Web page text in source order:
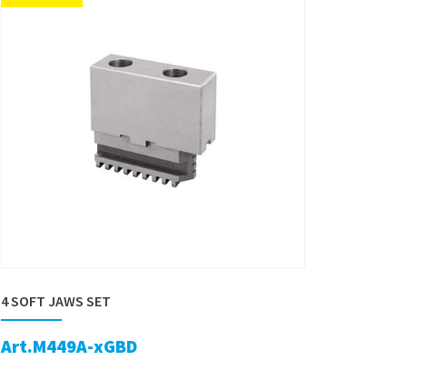
4 SOFT JAWS SET
Art.M449A-xGBD